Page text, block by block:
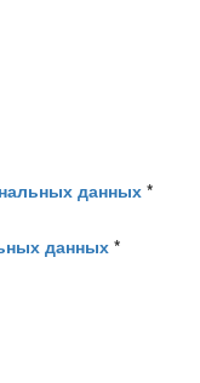
данных *
данных *